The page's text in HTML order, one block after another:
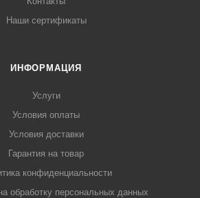
Наши сертификаты
ИНФОРМАЦИЯ
Услуги
Условия оплаты
Условия доставки
Гарантия на товар
конфиденциальности
обработку персональных данных